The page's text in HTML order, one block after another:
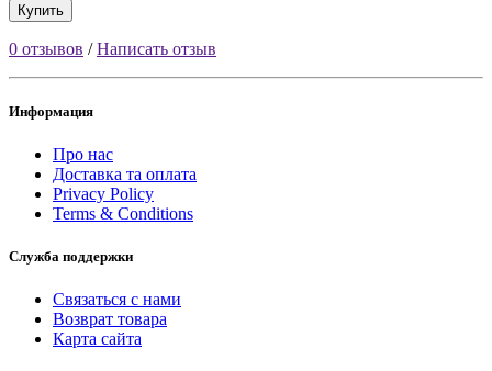
Купить
0 отзывов /Написать отзыв
Информация
Про нас
Доставка та оплата
Privacy Policy
Terms & Conditions
Служба поддержки
Связаться с нами
Возврат товара
Карта сайта